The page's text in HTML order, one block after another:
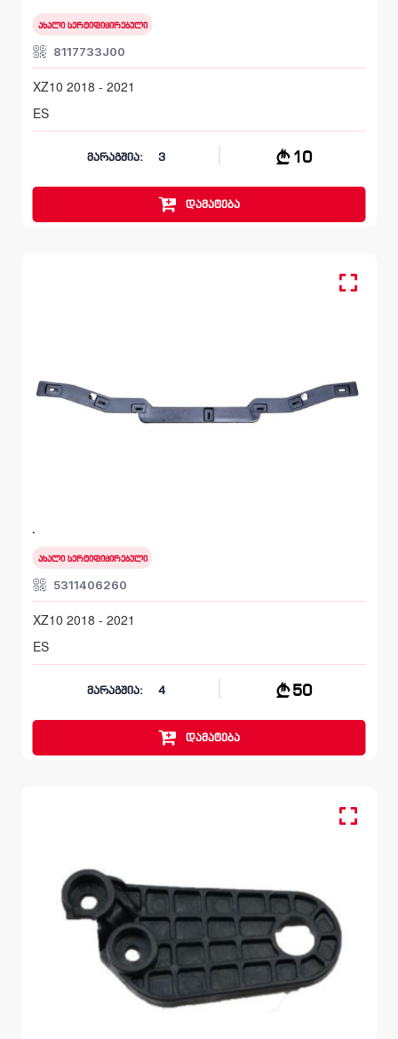
ახალი სერტიფიცირებული
8117733J00
XZ10 2018 - 2021
ES
მარაგშია: 3 10
დამატება
XZ10 2018 - 2021
ახალი სერტიფიცირებული
5311406260
XZ10 2018 - 2021
ES
მარაგშია: 4 50
დამატება
წინა მარჯვენა, სალასკა ფარის